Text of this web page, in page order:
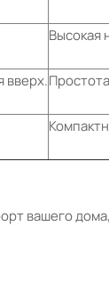
Высокая
вверх.
вашего